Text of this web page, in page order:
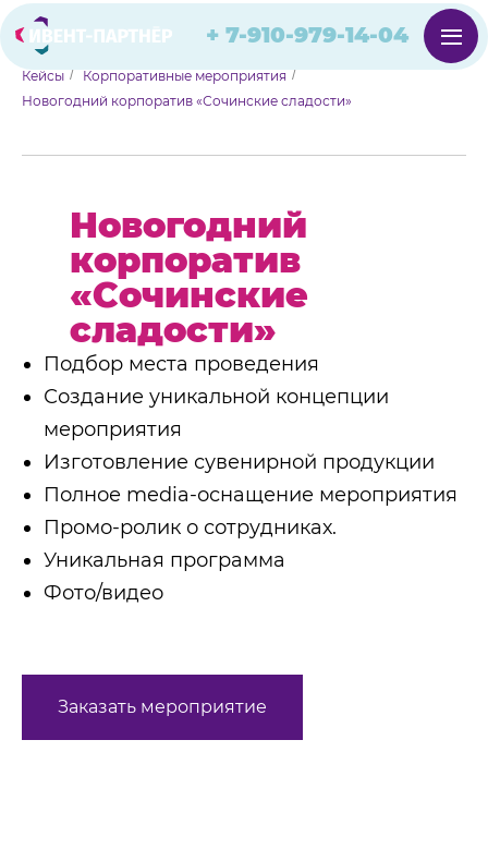
+ 7-910-979-14-0 4
Кейсы / Корпоративные мероприятия /
Новогодний корпоратив «Сочинские сладости»
Новогодний
корпоратив
«Сочинские
сладости»
Подбор места проведения
Создание уникальной концепции
мероприятия
Изготовление сувенирной продукции
Полное media-оснащение мероприятия
Промо-ролик о сотрудниках.
Уникальная программа
Фото/видео
Заказать мероприятие